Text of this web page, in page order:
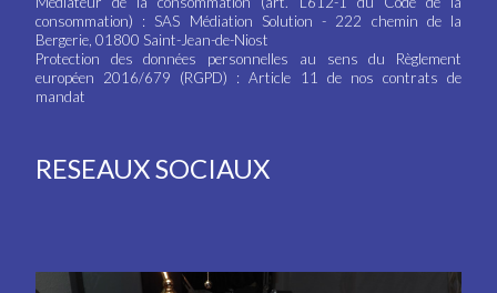
consommation) : SAS Médiation Solution - 222 chemin de la
Bergerie, 01800 Saint-Jean-de-Niost
Protection des données personnelles au sens du Règlement
européen 2016/679 (RGPD) : Article 11 de nos contrats de
mandat
RESEAUX SOCIAUX